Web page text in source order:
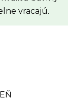
vracajú.